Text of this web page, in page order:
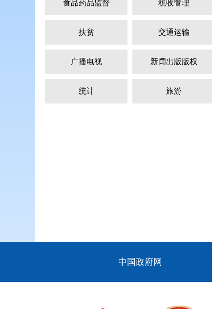
食品药品监督 税收管理
扶贫 交通运输
广播电视 新闻出版版权
统计 旅游
中国政府网